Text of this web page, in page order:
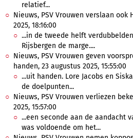
relatief...
Nieuws, PSV Vrouwen verslaan ook
2025, 18:16:00
...in de tweede helft
Rijsbergen de marge....
Nieuws, PSV Vrouwen geven
handen, 23 augustus 2025, 15:55:00
...uit handen. Lore Jacobs en Siska
de doelpunten...
Nieuws, PSV Vrouwen verliezen
2025, 15:57:00
...een seconde aan de aandacht
was voldoende om het...